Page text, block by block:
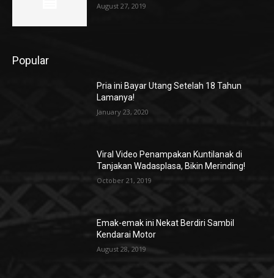
August 27, 2019
Popular
Pria ini Bayar Utang Setelah 18 Tahun
Lamanya!
January 23, 2020
Viral Video Penampakan Kuntilanak di
Tanjakan Wadasplasa, Bikin Merinding!
October 21, 2019
Emak-emak ini Nekat Berdiri Sambil
Kendarai Motor
August 28, 2019